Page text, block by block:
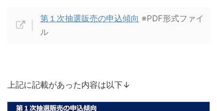
第１次抽選販売の申込傾向 ※PDF形式ファイ
ル
上記に記載があった内容は以下↓